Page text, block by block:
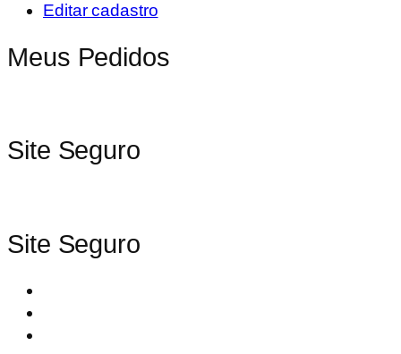
Editar cadastro
Meus Pedidos
Site Seguro
Site Seguro